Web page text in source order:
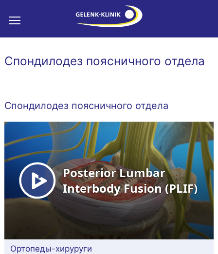
Спондилодез поясничного отдела
Спондилодез поясничного отдела
Ортопеды-хируруги